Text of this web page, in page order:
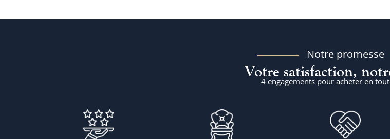
Notre promesse
Votre satisfaction,
4 engagements pour acheter en